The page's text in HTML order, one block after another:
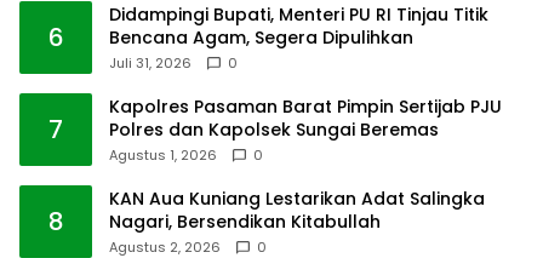
6
Didampingi Bupati, Menteri PU RI Tinjau Titik
Bencana Agam, Segera Dipulihkan
Juli 31, 2026 0
7
Kapolres Pasaman Barat Pimpin Sertijab PJU
Polres dan Kapolsek Sungai Beremas
Agustus 1, 2026 0
8
KAN Aua Kuniang Lestarikan Adat Salingka
Nagari, Bersendikan Kitabullah
Agustus 2, 2026 0